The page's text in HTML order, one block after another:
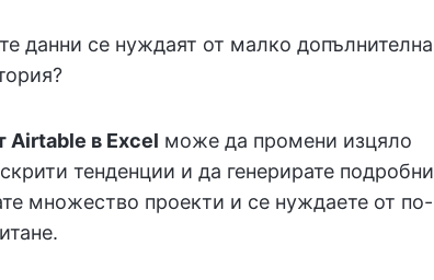
данни се нуждаят от малко допълнителна
Airtable в Excel може да промени изцяло
тенденции и да генерирате подробни
множество проекти и се нуждаете от по-